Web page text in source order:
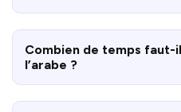
Combien de temps faut-
l’arabe ?